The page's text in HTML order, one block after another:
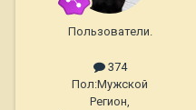
Пользователи.
374
Пол:Мужской
Регион,